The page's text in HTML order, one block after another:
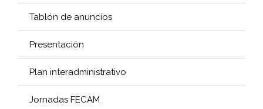
Tablón de anuncios
Presentación
Plan interadministrativo
Jornadas FECAM